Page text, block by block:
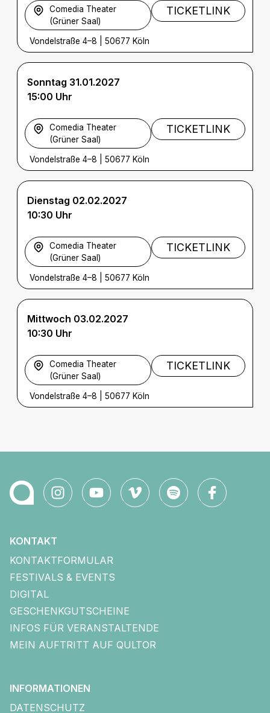
Comedia Theater
(Grüner Saal)
Vondelstraße 4–8 50677 Köln
TICKETLINK
Sonntag 31.01.2027
15:00 Uhr
Comedia Theater
(Grüner Saal)
Vondelstraße 4–8 50677 Köln
TICKETLINK
Dienstag 02.02.2027
10:30 Uhr
Comedia Theater
(Grüner Saal)
Vondelstraße 4–8 50677 Köln
TICKETLINK
Mittwoch 03.02.2027
10:30 Uhr
Comedia Theater
(Grüner Saal)
Vondelstraße 4–8 50677 Köln
TICKETLINK
KONTAKT
KONTAKTFORMULAR
FESTIVALS & EVENTS
DIGITAL
GESCHENKGUTSCHEINE
INFOS FÜR VERANSTALTENDE
MEIN AUFTRITT AUF QULTOR
INFORMATIONEN
DATENSCHUTZ